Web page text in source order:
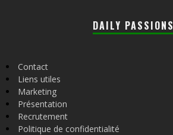
DAILY PASSIONS
Contact
Liens utiles
Marketing
Présentation
Recrutement
Politique de confidentialité